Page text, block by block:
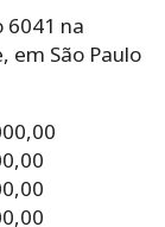
6041 na
em São Paulo